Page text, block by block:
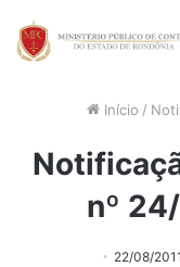
Início /
nº
22/08/2011